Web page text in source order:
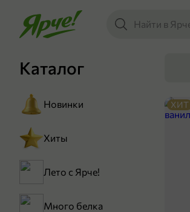
Каталог
Новинки
Хиты
Лето с Ярче!
Много белка
ХИТ